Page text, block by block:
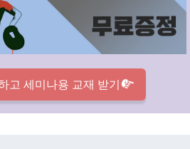
고 세미나용 교재 받기